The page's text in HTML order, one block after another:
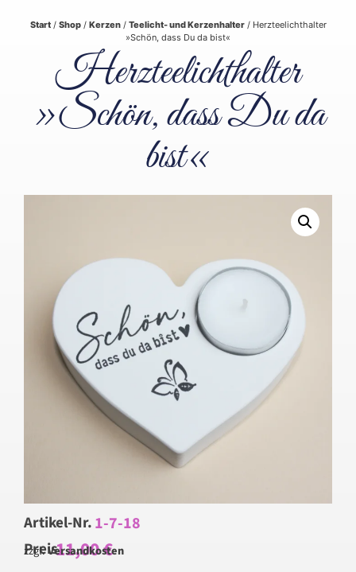
Start/ Shop/ Kerzen/ Teelicht- und Kerzenhalter/ Herzteelichthalter
»Schön, dass Du da bist«
Herzteelichthalter
»Schön, dass Du da
bist«
Artikel-Nr.1-7-18
Preis11,00€
zzgl.Versandkosten